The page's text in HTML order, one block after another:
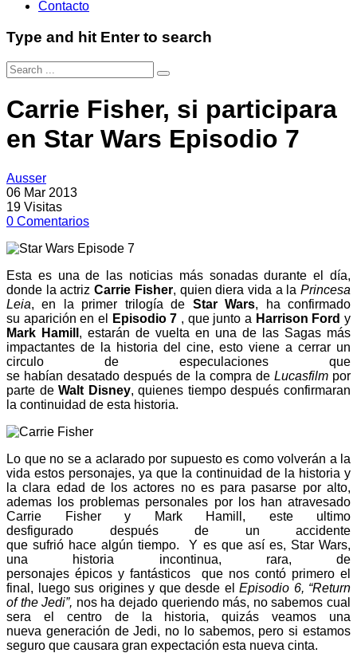
Contacto
Type and hit Enter to search
Carrie Fisher, si participara
en Star Wars Episodio 7
Ausser
06 Mar 2013
19 Visitas
0 Comentarios
Esta es una de las noticias más sonadas durante el día,
donde la actrizCarrie Fisher, quien diera vida a laPrincesa
Leia, en la primer trilogía de Star Wars, ha confirmado
su aparición en el
Episodio 7 , que junto a Harrison Ford y
Mark Hamill , estarán de vuelta en una de las Sagas más
impactantes de la historia del cine, esto viene a cerrar un
circulo de especulaciones que
se habían desatado después de la compra de Lucasfilmpor
parte deWalt Disney, quienes tiempo después confirmaran
la continuidad de esta historia.
Lo que no se a aclarado por supuesto es como volverán a la
vida estos personajes, ya que la continuidad de la historia y
la clara edad de los actores no es para pasarse por alto,
ademas los problemas personales por los han atravesado
Carrie Fisher y Mark Hamill, este ultimo
desfigurado después de un accidente
que sufrió hace algún tiempo. Y es que así es, Star Wars,
una historia incontinua, rara, de
personajes épicos y fantásticos que nos contó primero el
final, luego sus origines y que desde el Episodio 6, “Return
of the Jedi”, nos ha dejado queriendo más, no sabemos cual
sera el centro de la historia, quizás veamos una
nueva generación de Jedi, no lo sabemos, pero si estamos
seguro que causara gran expectación esta nueva cinta.